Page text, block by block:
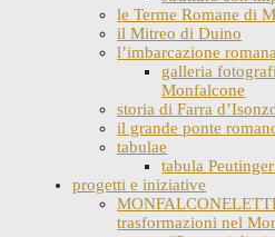
le Terme Romane di
il Mitreo di Duino
l’imbarcazione
galleria
Monfalcone
storia di Farra
il grande ponte
tabulae
tabula
progetti e iniziative
trasformazioni nel